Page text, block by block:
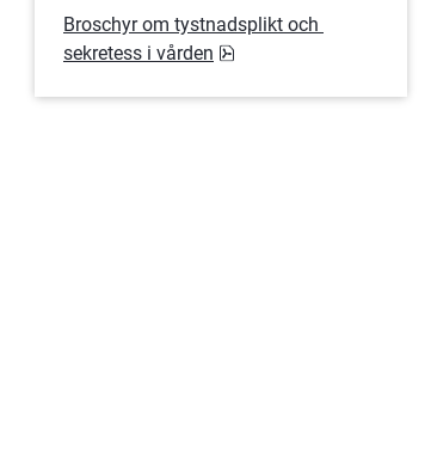
Broschyr om tystnadsplikt och
sekretess i vården